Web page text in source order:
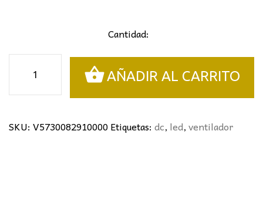
Cantidad:
GAMER
BLANCO
MANTRA
AÑADIR AL CARRITO
SKU: V5730082910000Etiquetas: dc, led,ventilador